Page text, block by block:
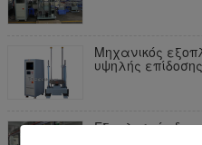
Μηχανικός
υψηλής
Εξοπλισμός
εύθραυστο